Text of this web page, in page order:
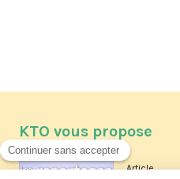
KTO vous propose
Article